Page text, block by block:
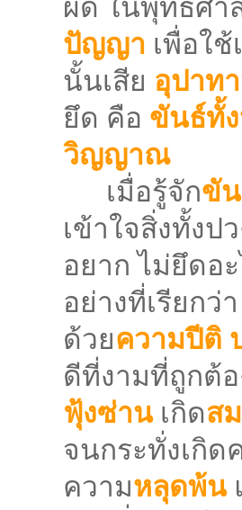
ผิด ในพุทธศา
ปัญญา เพื่อใ
นั้นเสีย อุปาท
ยึด คือ ขันธ์ทั้
วิญญาณ
เมื่อรู้จักขั
เข้าใจสิ่งทั้งป
อยาก ไม่ยึดอ
อย่างที่เรียกว่
ด้วยความปีติ
ดีที่งามที่ถูกต้อ
ฟุ้งซ่านเกิดส
จนกระทั่งเกิด
ความหลุดพ้น